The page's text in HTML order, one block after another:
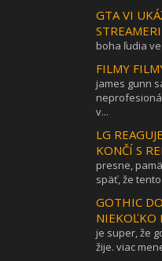
GTA VI
boha ľudia
FILMY
james gunn
v...
LG
KONČÍ S
presne,
späť, že
GOTHIC
NIEKOĽKO
je super, že
žije. viac